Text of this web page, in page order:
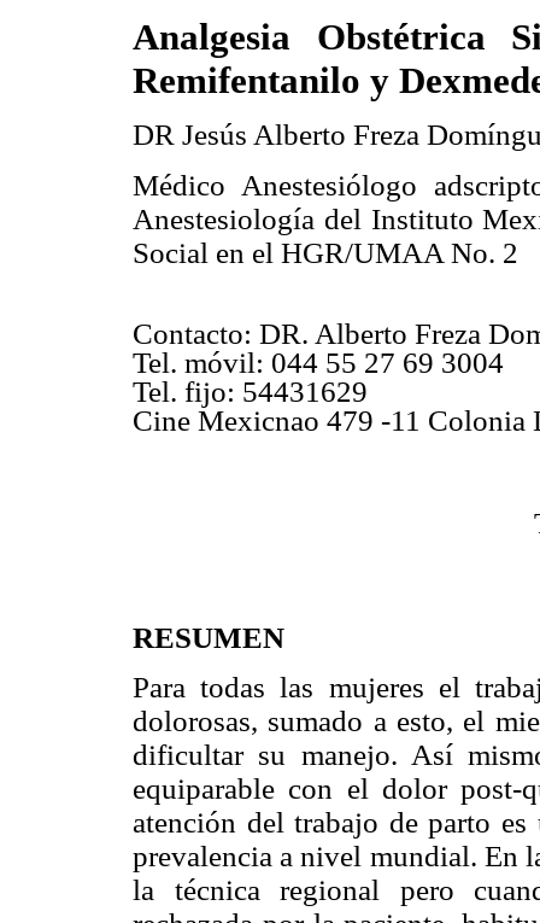
Analgesia Obstétrica
Remifentanilo y
DR Jesús Alberto Freza
Médico Anestesiólogo
Anestesiología del Instituto
Social en el HGR/UMAA No. 2
Contacto: DR. Alberto Freza
Tel. móvil: 044 55 27 69 3004
Tel. fijo: 54431629
Cine Mexicnao 479 -11 Colonia
RESUMEN
Para todas las mujeres el
dolorosas, sumado a esto, el
dificultar su manejo. Así
equiparable con el dolor post-
atención del trabajo de parto
prevalencia a nivel mundial. En
la técnica regional pero